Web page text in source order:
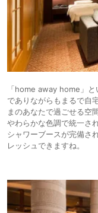
「home away home」
でありながらもまるで自
まのあなたで過ごせる空
やわらかな色調で統一さ
シャワーブースが完備さ
レッシュできますね。